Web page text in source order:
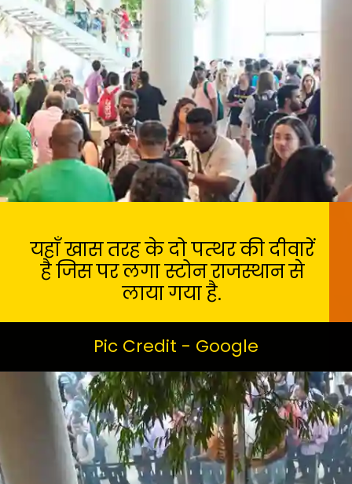
यहाँ खास तरह के दो पत्थर की दीवारें
है जिस पर लगा स्टोन राजस्थान से
लाया गया है.
Pic Credit - Google